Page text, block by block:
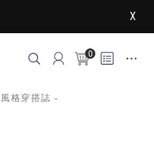
X
0
風格穿搭誌